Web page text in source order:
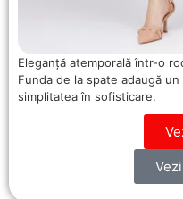
Eleganță atemporală într-o
Funda de la spate adaugă
simplitatea în sofisticare.